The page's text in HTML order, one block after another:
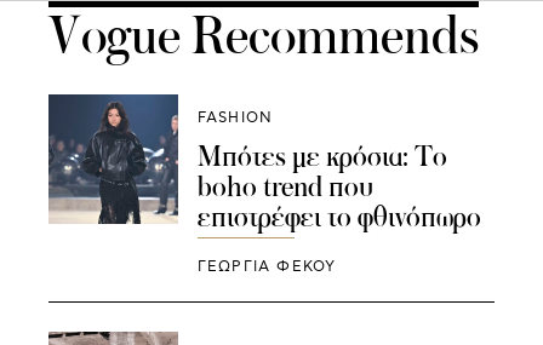
Vogue Recommends
FASHION
Μπότες με κρόσια: Το
boho trend που
επιστρέφει το φθινόπωρο
ΓΕΩΡΓΙΑ ΦΕΚΟΥ